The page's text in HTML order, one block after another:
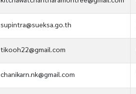
supintra@sueksa.go.th
tikooh22@gmail.com
chanikarn.nk@gmail.com